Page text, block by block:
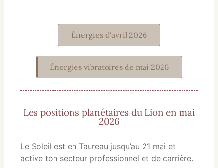
Énergies d'avril 2026
Énergies vibratoires de mai 2026
Les positions planétaires du Lion en mai
2026
Le Soleil est en Taureau jusqu’au 21 mai et
active ton secteur professionnel et de carrière.